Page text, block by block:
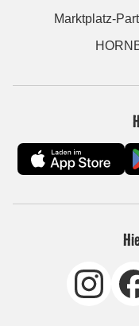
Marktplatz-